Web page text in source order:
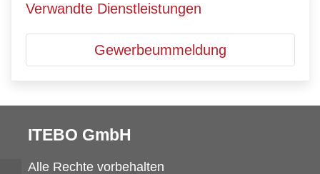
Verwandte Dienstleistungen
Gewerbeummeldung
ITEBO GmbH
Alle Rechte vorbehalten